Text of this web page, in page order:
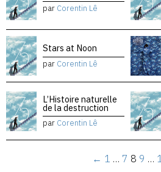
par Corentin Lê
Stars at Noon
par Corentin Lê
L’Histoire naturelle
de la destruction
par Corentin Lê
← 1 … 7 8 9 …